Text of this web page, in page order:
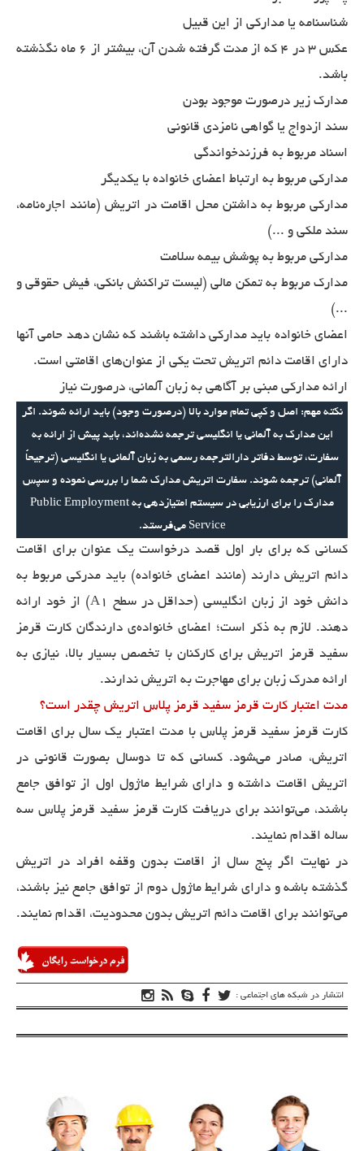
شناسنامه یا مدارکی از این قبیل
عکس 3 در 4 که از مدت گرفته شدن آن، بیشتر از 6 ماه نگذشته
باشد.
مدارک زیر درصورت موجود بودن
سند ازدواج یا گواهی نامزدی قانونی
اسناد مربوط به فرزندخواندگی
مدارکی مربوط به ارتباط اعضای خانواده با یکدیگر
مدارکی مربوط به داشتن محل اقامت در اتریش (مانند اجاره‌نامه،
سند ملکی و ...)
مدارکی مربوط به پوشش بیمه سلامت
مدارک مربوط به تمکن مالی (لیست تراکنش بانکی، فیش حقوقی و
...)
اعضای خانواده باید مدارکی داشته باشند که نشان دهد حامی آنها
دارای اقامت دائم اتریش تحت یکی از عنوان‌های اقامتی است.
ارائه مدارکی مبنی بر آگاهی به زبان آلمانی، درصورت نیاز
نکته مهم: اصل و کپی تمام موارد بالا (درصورت وجود) باید ارائه شوند. اگر
این مدارک به آلمانی یا انگلیسی ترجمه نشده‌اند، باید پیش از ارائه به
سفارت، توسط دفاتر دارالترجمه رسمی به زبان آلمانی یا انگلیسی (ترجیحاً
آلمانی) ترجمه شوند. سفارت اتریش مدارک شما را بررسی نموده و سپس
مدارک را برای ارزیابی در سیستم امتیازدهی به Public Employment
Service می‌فرستد.
کسانی که برای بار اول قصد درخواست یک عنوان برای اقامت
دائم اتریش دارند (مانند اعضای خانواده) باید مدرکی مربوط به
دانش خود از زبان انگلیسی (حداقل در سطح A1) از خود ارائه
دهند. لازم به ذکر است؛ اعضای خانواده‌ی دارندگان کارت قرمز
سفید قرمز اتریش برای کارکنان با تخصص بسیار بالا، نیازی به
ارائه مدرک زبان برای مهاجرت به اتریش ندارند.
مدت اعتبار کارت قرمز سفید قرمز پلاس اتریش چقدر است؟
کارت قرمز سفید قرمز پلاس با مدت اعتبار یک سال برای اقامت
اتریش، صادر می‌‍شود. کسانی که تا دوسال بصورت قانونی در
اتریش اقامت داشته و دارای شرایط ماژول اول از توافق جامع
باشند، می‌توانند برای دریافت کارت قرمز سفید قرمز پلاس سه
ساله اقدام نمایند.
در نهایت اگر پنج سال از اقامت بدون وقفه افراد در اتریش
گذشته باشه و دارای شرایط ماژول دوم از توافق جامع نیز باشند،
می‌توانند برای اقامت دائم اتریش بدون محدودیت، اقدام نمایند.
انتشار در شبکه های اجتماعی :